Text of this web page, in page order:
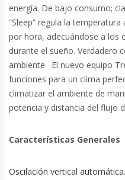
energía. De bajo consumo;
“Sleep” regula la
por hora, adecuándose a los
durante el sueño. Verdadero
ambiente. El nuevo equipo
funciones para un clima
climatizar el ambiente de
potencia y distancia del flujo
Características Generales
Oscilación vertical automática.